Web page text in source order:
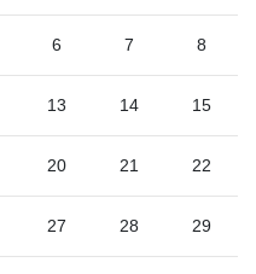
6 7 8
13 14 15
20 21 22
27 28 29